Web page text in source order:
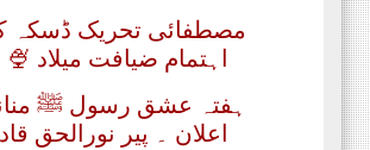
مصطفائی تحریک ڈسکہ
اہتمام ضیافت میلاد
ہفتہ عشق رسول ﷺ
اعلان ۔ پیر نورالحق